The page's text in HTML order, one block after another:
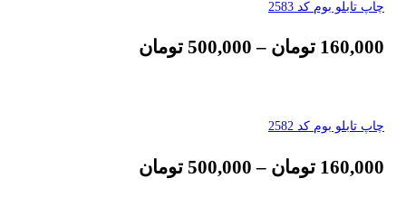
چاپ تابلو بوم کد 2583
160,000 تومان –
500,000 تومان
چاپ تابلو بوم کد 2582
160,000 تومان –
500,000 تومان